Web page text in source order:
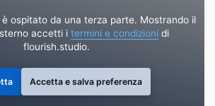
ospitato da una terza parte. Mostrando il
accetti i termini e condizioni di
flourish.studio.
Accetta e salva preferenza